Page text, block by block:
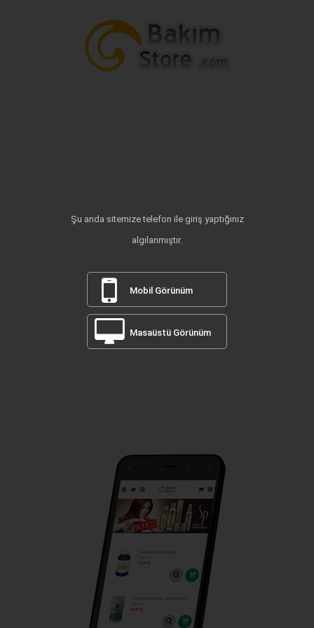
Şu anda sitemize telefon ile giriş yaptığınız
algılanmıştır.
Mobil Görünüm
Masaüstü Görünüm